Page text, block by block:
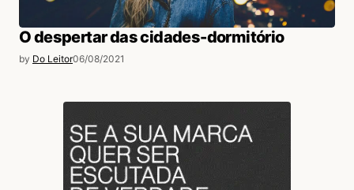
O despertar das cidades-dormitório
by Do Leitor06/08/2021